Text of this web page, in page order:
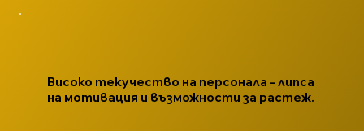
Високо текучество на персонала – липса
на мотивация и възможности за растеж.